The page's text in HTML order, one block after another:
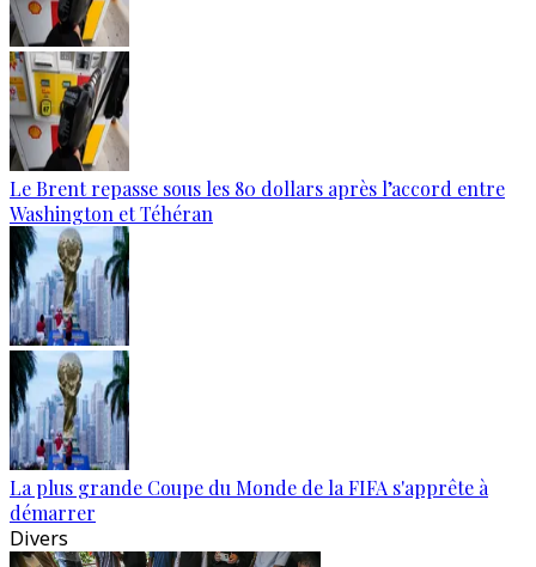
Le Brent repasse sous les 80 dollars après l’accord entre
Washington et Téhéran
La plus grande Coupe du Monde de la FIFA s'apprête à
démarrer
Divers